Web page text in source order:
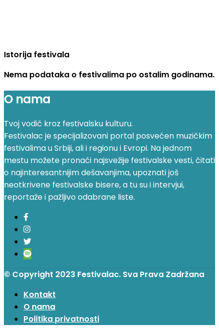
Istorija festivala
Nema podataka o festivalima po ostalim godinama.
O nama
Tvoj vodič kroz festivalsku kulturu.
Festivalac je specijalizovani portal posvećen muzičkim
festivalima u Srbiji, ali i regionu i Evropi. Na jednom
mestu možete pronaći najsvežije festivalske vesti, čitati
o najinteresantnijim dešavanjima, upoznati još
neotkrivene festivalske bisere, a tu su i intervjui,
reportaže i pažljivo odabrane liste.
© Copyright 2023 Festivalac. Sva Prava Zadržana
Kontakt
O nama
Politika privatnosti